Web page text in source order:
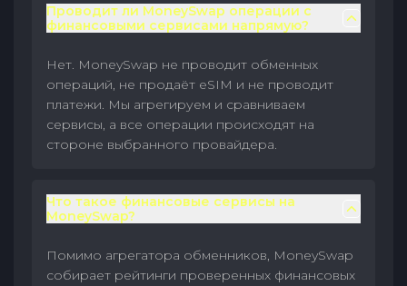
Проводит ли MoneySwap операции с
финансовыми сервисами напрямую?
Нет. MoneySwap не проводит обменных
операций, не продаёт eSIM и не проводит
платежи. Мы агрегируем и сравниваем
сервисы, а все операции происходят на
стороне выбранного провайдера.
Что такое финансовые сервисы на
MoneySwap?
Помимо агрегатора обменников, MoneySwap
собирает рейтинги проверенных финансовых